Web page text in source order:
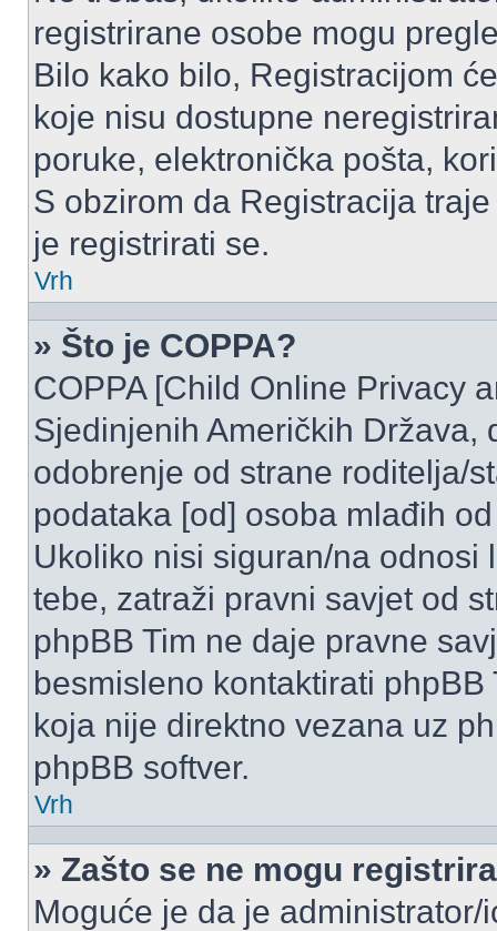
registrirane osobe mogu
Bilo kako bilo, Registracijom
koje nisu dostupne
poruke, elektronička pošta,
S obzirom da Registracija
je registrirati se.
Vrh
» Što je COPPA?
COPPA [Child Online Privacy
Sjedinjenih Američkih
odobrenje od strane roditelja/
podataka [od] osoba mlađih
Ukoliko nisi siguran/na odnosi
tebe, zatraži pravni savjet od
phpBB Tim ne daje pravne
besmisleno kontaktirati
koja nije direktno vezana uz
phpBB softver.
Vrh
» Zašto se ne mogu
Moguće je da je